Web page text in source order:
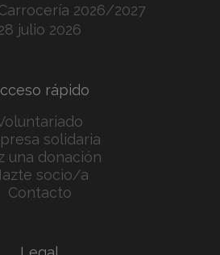
2026/2027
julio 2026
rápido
solidaria
una donación
socio/a
Contacto